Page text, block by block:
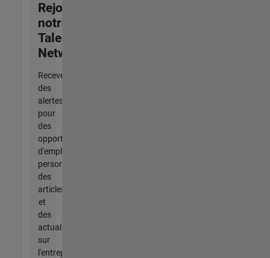
Rejoignez
notre
Talent
Network
Recevez
des
alertes
pour
des
opportunités
d'emploi
personnalisées,
des
articles
et
des
actualités
sur
l'entreprise.